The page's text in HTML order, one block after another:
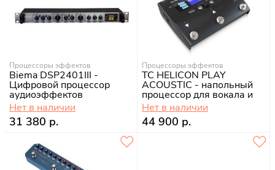
Процессоры эффектов
Biema DSP2401III -
Цифровой процессор
аудиоэффектов
Нет в наличии
31 380 р.
Процессоры эффектов
TC HELICON PLAY
ACOUSTIC - напольный
процессор для вокала и
акустической гитары
Нет в наличии
44 900 р.